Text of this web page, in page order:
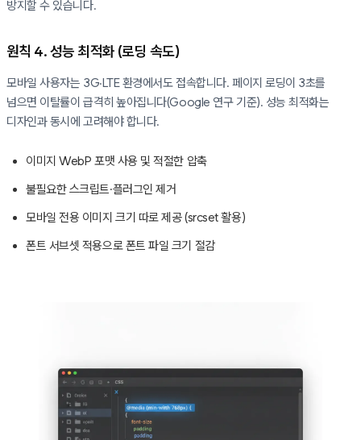
방지할 수 있습니다.
원칙 4. 성능 최적화 (로딩 속도)
모바일 사용자는 3G·LTE 환경에서도 접속합니다. 페이지 로딩이 3초를
넘으면 이탈률이 급격히 높아집니다(Google 연구 기준). 성능 최적화는
디자인과 동시에 고려해야 합니다.
이미지 WebP 포맷 사용 및 적절한 압축
불필요한 스크립트·플러그인 제거
모바일 전용 이미지 크기 따로 제공 (srcset 활용)
폰트 서브셋 적용으로 폰트 파일 크기 절감